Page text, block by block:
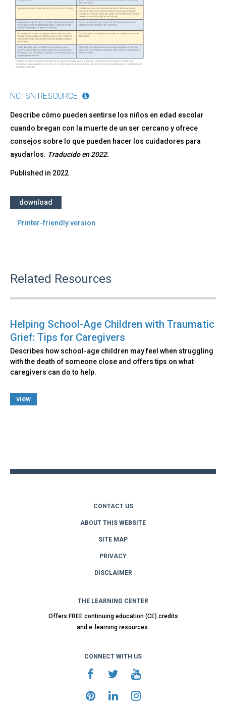
consejos
para
los
cuidadores
NCTSN RESOURCE
Describe cómo pueden sentirse los niños en edad escolar
cuando bregan con la muerte de un ser cercano y ofrece
consejos sobre lo que pueden hacer los cuidadores para
ayudarlos. Traducido en 2022.
Published in 2022
download
Printer-friendly version
Related Resources
Helping School-Age Children with Traumatic
Grief: Tips for Caregivers
Describes how school-age children may feel when struggling
with the death of someone close and offers tips on what
caregivers can do to help.
view
CONTACT US
ABOUT THIS WEBSITE
SITE MAP
PRIVACY
DISCLAIMER
THE LEARNING CENTER
Offers FREE continuing education (CE) credits
and e-learning resources.
CONNECT WITH US